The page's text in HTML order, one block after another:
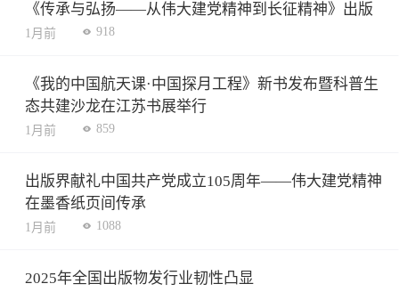
《传承与弘扬——从伟大建党精神到长征精神》出版
1月前 918
《我的中国航天课·中国探月工程》新书发布暨科普生
态共建沙龙在江苏书展举行
1月前 859
出版界献礼中国共产党成立105周年——伟大建党精神
在墨香纸页间传承
1月前 1088
2025年全国出版物发行业韧性凸显